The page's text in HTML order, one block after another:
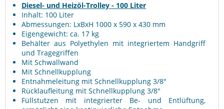
Diesel- und Heizöl-Trolley - 100 Liter
Inhalt: 100 Liter
Abmessungen: LxBxH 1000 x 590 x 430 mm
Eigengewicht: ca. 17 kg
Behälter aus Polyethylen mit integriertem Handgriff
und Tragegriffen
Mit Schwallwand
Mit Schnellkupplung
Entnahmeleitung mit Schnellkupplung 3/8"
Rücklaufleitung mit Schnellkupplung 3/8"
Füllstutzen mit integrierter Be- und Entlüftung,